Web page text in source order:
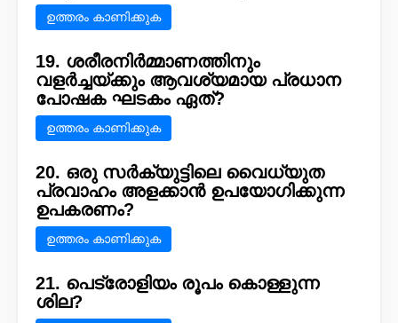
ഉത്തരം കാണിക്കുക
19. ശരീരനിർമ്മാണത്തിനും
വളർച്ചയ്ക്കും ആവശ്യമായ പ്രധാന
പോഷക ഘടകം ഏത്?
ഉത്തരം കാണിക്കുക
20. ഒരു സർക്യുട്ടിലെ വൈധ്യുത
പ്രവാഹം അളക്കാൻ ഉപയോഗിക്കുന്ന
ഉപകരണം?
ഉത്തരം കാണിക്കുക
21. പെട്രോളിയം രൂപം കൊള്ളുന്ന
ശില?